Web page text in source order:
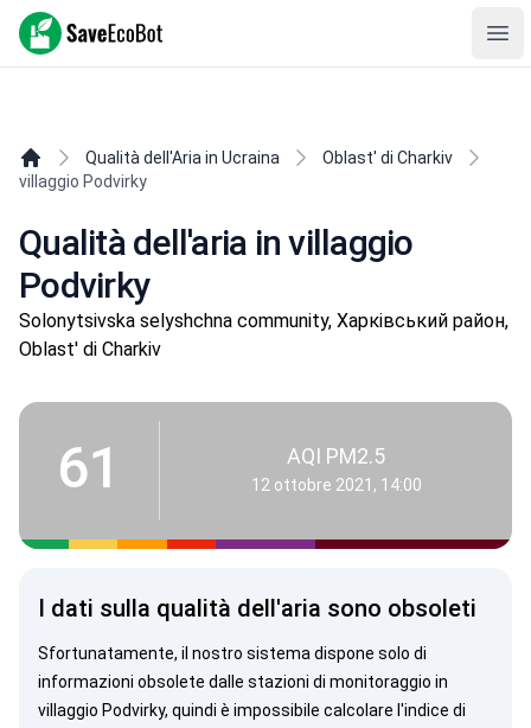
SaveEcoBot
Qualità dell'Aria in Ucraina
Oblast' di Charkiv
villaggio Podvirky
Qualità dell'aria in villaggio
Podvirky
Solonytsivska selyshchna community, Харківський район,
Oblast' di Charkiv
61 AQI PM2.5
12 ottobre 2021, 14:00
I dati sulla qualità dell'aria sono obsoleti
Sfortunatamente, il nostro sistema dispone solo di
informazioni obsolete dalle stazioni di monitoraggio in
villaggio Podvirky, quindi è impossibile calcolare l'indice di